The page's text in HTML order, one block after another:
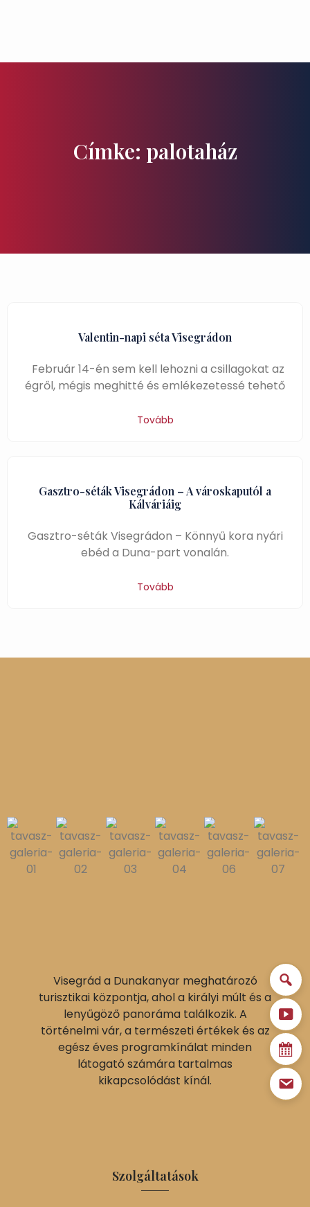
Címke: palotaház
Valentin-napi séta Visegrádon
Február 14-én sem kell lehozni a csillagokat az
égről, mégis meghitté és emlékezetessé tehető
Tovább
Gasztro-séták Visegrádon – A városkaputól a
Kálváriáig
Gasztro-séták Visegrádon – Könnyű kora nyári
ebéd a Duna-part vonalán.
Tovább
Visegrád a Dunakanyar meghatározó
turisztikai központja, ahol a királyi múlt és a
lenyűgöző panoráma találkozik. A
történelmi vár, a természeti értékek és az
egész éves programkínálat minden
látogató számára tartalmas
kikapcsolódást kínál.
Szolgáltatások